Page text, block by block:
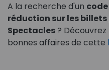
A la recherche d'un
réduction sur les billets
Spectacles?
bonnes affaires de cette